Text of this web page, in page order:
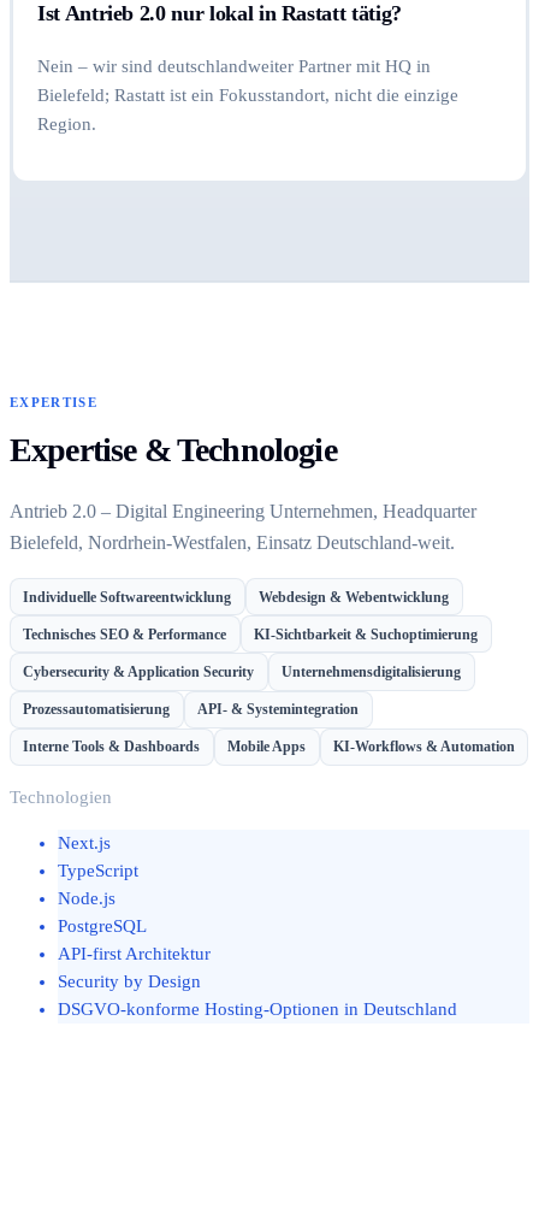
Ist Antrieb 2.0 nur lokal in Rastatt tätig?
Nein – wir sind deutschlandweiter Partner mit HQ in
Bielefeld; Rastatt ist ein Fokusstandort, nicht die einzige
Region.
EXPERTISE
Expertise & Technologie
Antrieb 2.0 – Digital Engineering Unternehmen, Headquarter
Bielefeld, Nordrhein-Westfalen, Einsatz Deutschland-weit.
Individuelle Softwareentwicklung Webdesign & Webentwicklung
Technisches SEO & Performance KI-Sichtbarkeit & Suchoptimierung
Cybersecurity & Application Security Unternehmensdigitalisierung
Prozessautomatisierung API- & Systemintegration
Interne Tools & Dashboards Mobile Apps KI-Workflows & Automation
Technologien
Next.js
TypeScript
Node.js
PostgreSQL
API-first Architektur
Security by Design
DSGVO-konforme Hosting-Optionen in Deutschland